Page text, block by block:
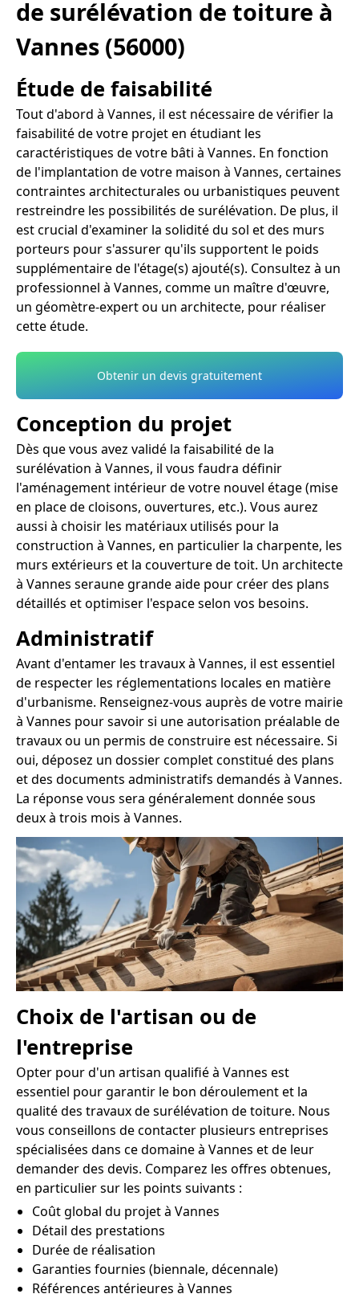
de surélévation de toiture à
Vannes (56000)
Étude de faisabilité
Tout d'abord à Vannes, il est nécessaire de vérifier la
faisabilité de votre projet en étudiant les
caractéristiques de votre bâti à Vannes. En fonction
de l'implantation de votre maison à Vannes, certaines
contraintes architecturales ou urbanistiques peuvent
restreindre les possibilités de surélévation. De plus, il
est crucial d'examiner la solidité du sol et des murs
porteurs pour s'assurer qu'ils supportent le poids
supplémentaire de l'étage(s) ajouté(s). Consultez à un
professionnel à Vannes, comme un maître d'œuvre,
un géomètre-expert ou un architecte, pour réaliser
cette étude.
Obtenir un devis gratuitement
Conception du projet
Dès que vous avez validé la faisabilité de la
surélévation à Vannes, il vous faudra définir
l'aménagement intérieur de votre nouvel étage (mise
en place de cloisons, ouvertures, etc.). Vous aurez
aussi à choisir les matériaux utilisés pour la
construction à Vannes, en particulier la charpente, les
murs extérieurs et la couverture de toit. Un architecte
à Vannes seraune grande aide pour créer des plans
détaillés et optimiser l'espace selon vos besoins.
Administratif
Avant d'entamer les travaux à Vannes, il est essentiel
de respecter les réglementations locales en matière
d'urbanisme. Renseignez-vous auprès de votre mairie
à Vannes pour savoir si une autorisation préalable de
travaux ou un permis de construire est nécessaire. Si
oui, déposez un dossier complet constitué des plans
et des documents administratifs demandés à Vannes.
La réponse vous sera généralement donnée sous
deux à trois mois à Vannes.
Choix de l'artisan ou de
l'entreprise
Opter pour d'un artisan qualifié à Vannes est
essentiel pour garantir le bon déroulement et la
qualité des travaux de surélévation de toiture. Nous
vous conseillons de contacter plusieurs entreprises
spécialisées dans ce domaine à Vannes et de leur
demander des devis. Comparez les offres obtenues,
en particulier sur les points suivants :
Coût global du projet à Vannes
Détail des prestations
Durée de réalisation
Garanties fournies (biennale, décennale)
Références antérieures à Vannes